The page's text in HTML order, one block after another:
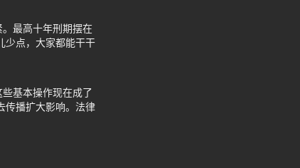
最高十年刑期摆在
少点，大家都能干干
基本操作现在成了
传播扩大影响。法律